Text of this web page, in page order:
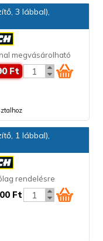
3 lábbal),
megvásárolható
Ft
1 lábbal),
rendelésre
Ft